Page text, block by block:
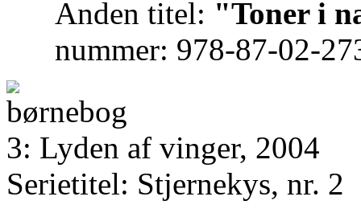
Anden titel: "Toner i
nummer: 978-87-02-
3: Lyden af vinger, 2004
Serietitel: Stjernekys, nr. 2